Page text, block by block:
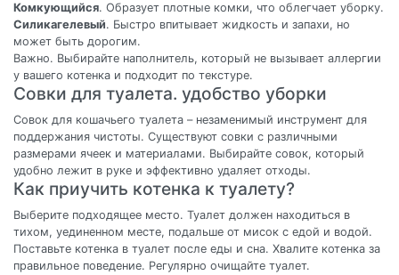
Комкующийся. Образует плотные комки, что облегчает уборку.
Силикагелевый. Быстро впитывает жидкость и запахи, но
может быть дорогим.
Важно. Выбирайте наполнитель, который не вызывает аллергии
у вашего котенка и подходит по текстуре.
Совки для туалета. удобство уборки
Совок для кошачьего туалета – незаменимый инструмент для
поддержания чистоты. Существуют совки с различными
размерами ячеек и материалами. Выбирайте совок, который
удобно лежит в руке и эффективно удаляет отходы.
Как приучить котенка к туалету?
Выберите подходящее место. Туалет должен находиться в
тихом, уединенном месте, подальше от мисок с едой и водой.
Поставьте котенка в туалет после еды и сна. Хвалите котенка за
правильное поведение. Регулярно очищайте туалет.